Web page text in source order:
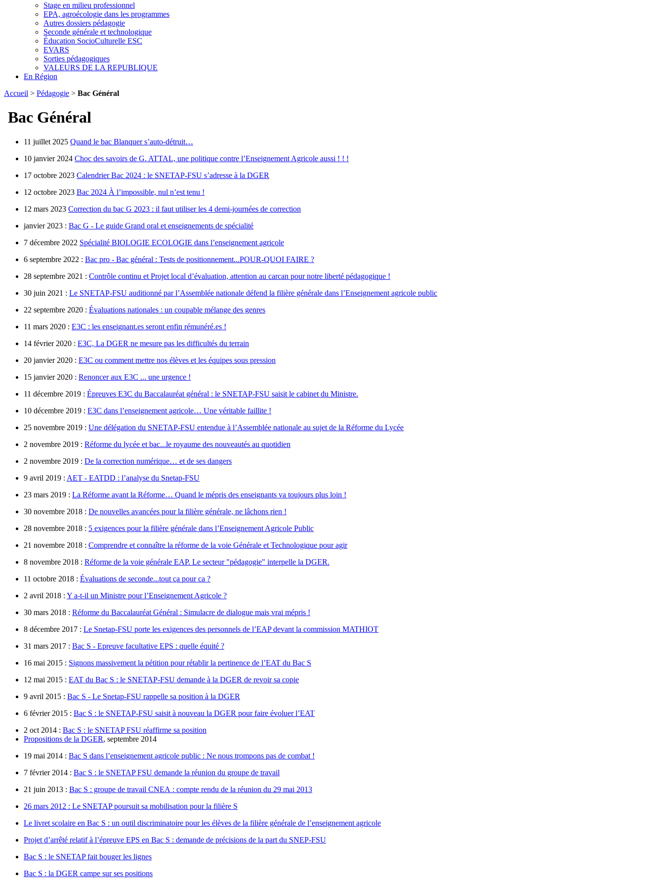
Stage en milieu professionnel
EPA, agroécologie dans les programmes
Autres dossiers pédagogie
Seconde générale et technologique
Éducation SocioCulturelle ESC
EVARS
Sorties pédagogiques
VALEURS DE LA REPUBLIQUE
En Région
Accueil > Pédagogie > Bac Général
Bac Général
11 juillet 2025 Quand le bac Blanquer s’auto-détruit…
10 janvier 2024 Choc des savoirs de G. ATTAL, une politique contre l’Enseignement Agricole aussi ! ! !
17 octobre 2023 Calendrier Bac 2024 : le SNETAP-FSU s’adresse à la DGER
12 octobre 2023 Bac 2024 À l’impossible, nul n’est tenu !
12 mars 2023 Correction du bac G 2023 : il faut utiliser les 4 demi-journées de correction
janvier 2023 : Bac G - Le guide Grand oral et enseignements de spécialité
7 décembre 2022 Spécialité BIOLOGIE ECOLOGIE dans l’enseignement agricole
6 septembre 2022 : Bac pro - Bac général : Tests de positionnement...POUR-QUOI FAIRE ?
28 septembre 2021 : Contrôle continu et Projet local d’évaluation, attention au carcan pour notre liberté pédagogique !
30 juin 2021 : Le SNETAP-FSU auditionné par l’Assemblée nationale défend la filière générale dans l’Enseignement agricole public
22 septembre 2020 : Évaluations nationales : un coupable mélange des genres
11 mars 2020 : E3C : les enseignant.es seront enfin rémunéré.es !
14 février 2020 : E3C, La DGER ne mesure pas les difficultés du terrain
20 janvier 2020 : E3C ou comment mettre nos élèves et les équipes sous pression
15 janvier 2020 : Renoncer aux E3C ... une urgence !
11 décembre 2019 : Épreuves E3C du Baccalauréat général : le SNETAP-FSU saisit le cabinet du Ministre.
10 décembre 2019 : E3C dans l’enseignement agricole… Une véritable faillite !
25 novembre 2019 : Une délégation du SNETAP-FSU entendue à l’Assemblée nationale au sujet de la Réforme du Lycée
2 novembre 2019 : Réforme du lycée et bac...le royaume des nouveautés au quotidien
2 novembre 2019 : De la correction numérique… et de ses dangers
9 avril 2019 : AET - EATDD : l’analyse du Snetap-FSU
23 mars 2019 : La Réforme avant la Réforme… Quand le mépris des enseignants va toujours plus loin !
30 novembre 2018 : De nouvelles avancées pour la filière générale, ne lâchons rien !
28 novembre 2018 : 5 exigences pour la filière générale dans l’Enseignement Agricole Public
21 novembre 2018 : Comprendre et connaître la réforme de la voie Générale et Technologique pour agir
8 novembre 2018 : Réforme de la voie générale EAP. Le secteur "pédagogie" interpelle la DGER.
11 octobre 2018 : Évaluations de seconde...tout ça pour ca ?
2 avril 2018 : Y a-t-il un Ministre pour l’Enseignement Agricole ?
30 mars 2018 : Réforme du Baccalauréat Général : Simulacre de dialogue mais vrai mépris !
8 décembre 2017 : Le Snetap-FSU porte les exigences des personnels de l’EAP devant la commission MATHIOT
31 mars 2017 : Bac S - Epreuve facultative EPS : quelle équité ?
16 mai 2015 : Signons massivement la pétition pour rétablir la pertinence de l’EAT du Bac S
12 mai 2015 : EAT du Bac S : le SNETAP-FSU demande à la DGER de revoir sa copie
9 avril 2015 : Bac S - Le Snetap-FSU rappelle sa position à la DGER
6 février 2015 : Bac S : le SNETAP-FSU saisit à nouveau la DGER pour faire évoluer l’EAT
2 oct 2014 : Bac S : le SNETAP FSU réaffirme sa position
Propositions de la DGER, septembre 2014
19 mai 2014 : Bac S dans l’enseignement agricole public : Ne nous trompons pas de combat !
7 février 2014 : Bac S : le SNETAP FSU demande la réunion du groupe de travail
21 juin 2013 : Bac S : groupe de travail CNEA : compte rendu de la réunion du 29 mai 2013
26 mars 2012 : Le SNETAP poursuit sa mobilisation pour la filière S
Le livret scolaire en Bac S : un outil discriminatoire pour les élèves de la filière générale de l’enseignement agricole
Projet d’arrêté relatif à l’épreuve EPS en Bac S : demande de précisions de la part du SNEP-FSU
Bac S : le SNETAP fait bouger les lignes
Bac S : la DGER campe sur ses positions